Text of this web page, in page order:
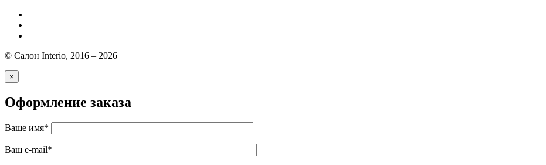
© Салон Interio, 2016 – 2026
×
Оформление заказа
Ваше имя*
Ваш e-mail*